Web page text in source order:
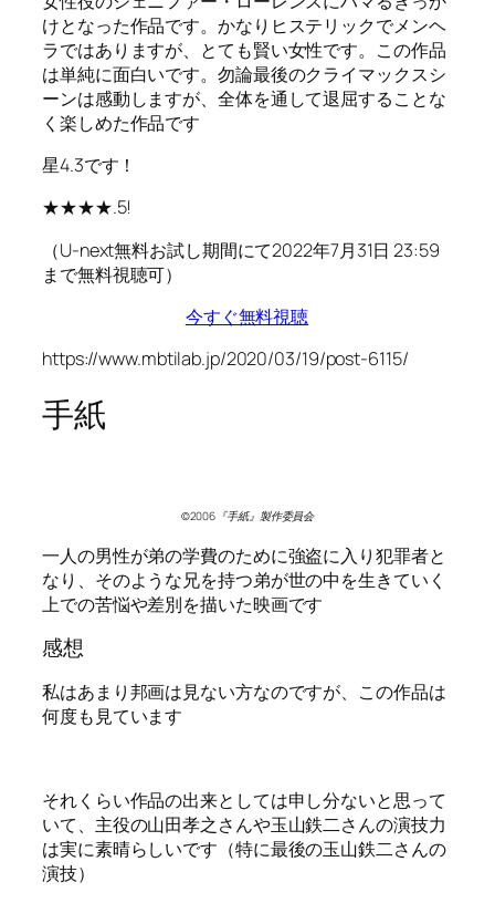
けとなった作品です。かなりヒステリックでメンヘ
ラではありますが、とても賢い女性です。この作品
は単純に面白いです。勿論最後のクライマックスシ
ーンは感動しますが、全体を通して退屈することな
く楽しめた作品です
星4.3です！
★★★★.5!
（U-next無料お試し期間にて2022年7月31日 23:59
まで無料視聴可）
今すぐ無料視聴
https://www.mbtilab.jp/2020/03/19/post-6115/
手紙
©2006『手紙』製作委員会
一人の男性が弟の学費のために強盗に入り犯罪者と
なり、そのような兄を持つ弟が世の中を生きていく
上での苦悩や差別を描いた映画です
感想
私はあまり邦画は見ない方なのですが、この作品は
何度も見ています
それくらい作品の出来としては申し分ないと思って
いて、主役の山田孝之さんや玉山鉄二さんの演技力
は実に素晴らしいです（特に最後の玉山鉄二さんの
演技）